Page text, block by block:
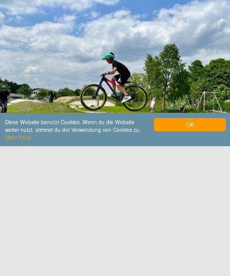
OK
Diese Website benutzt Cookies. Wenn du die Website
weiter nutzt, stimmst du der Verwendung von Cookies zu.
Mehr Infos